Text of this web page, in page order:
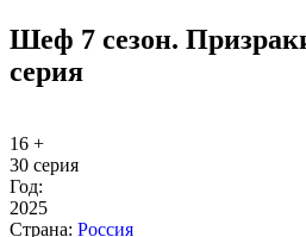
Шеф 7 сезон.
серия
16 +
30 серия
Год:
2025
Стра­на: Рос­сия